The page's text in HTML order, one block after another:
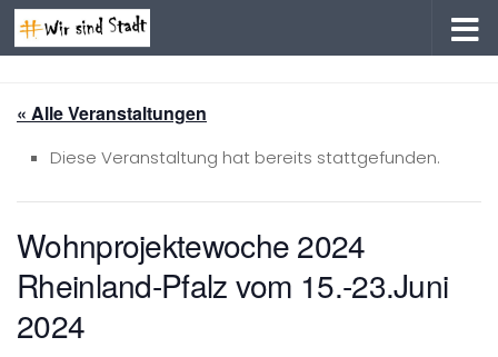
Zum Inhalt springen
« Alle Veranstaltungen
Diese Veranstaltung hat bereits stattgefunden.
Wohnprojektewoche 2024
Rheinland-Pfalz vom 15.-23.Juni
2024